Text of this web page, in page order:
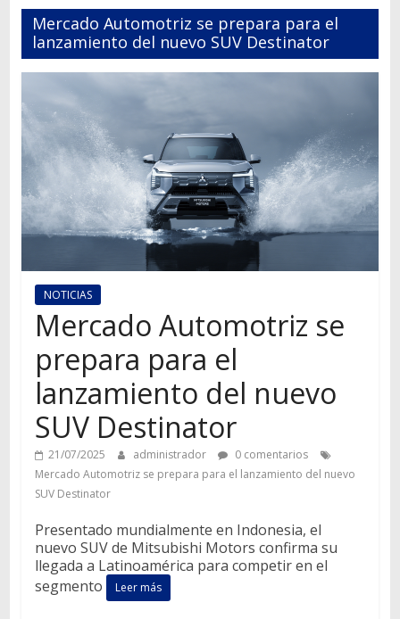
Autos,
camiones,
motos,
información
del
mundo
transporte
Mercado Automotriz se prepara para el
lanzamiento del nuevo SUV Destinator
NOTICIAS
Mercado Automotriz se
prepara para el
lanzamiento del nuevo
SUV Destinator
21/07/2025 administrador
0 comentarios
Mercado Automotriz se prepara para el lanzamiento del nuevo
SUV Destinator
Presentado mundialmente en Indonesia, el
nuevo SUV de Mitsubishi Motors confirma su
llegada a Latinoamérica para competir en el
segmento
Leer más